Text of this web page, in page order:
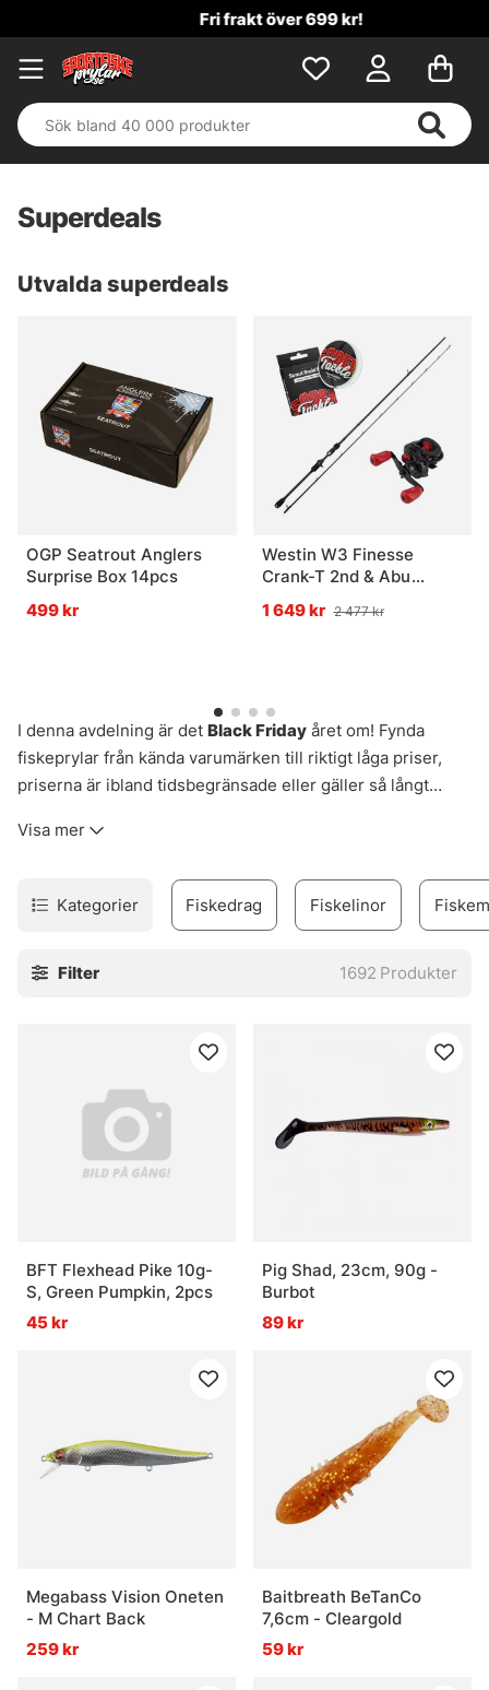
Fri frakt över 699 kr!
Superdeals
Utvalda superdeals
OGP Seatrout Anglers
Surprise Box 14pcs
499 kr
Westin W3 Finesse
Crank-T 2nd & Abu
1 649 kr 2 477 kr
I denna avdelning är det Black Friday året om! Fynda
fiskeprylar från kända varumärken till riktigt låga priser,
priserna är ibland tidsbegränsade eller gäller så långt
Vi försöker alltid att hitta klipp eller utgående produkter för
alla våra superdeals!
Visa mer
Kategorier Fiskedrag Fiskelinor
Filter 1692 Produkter
BFT Flexhead Pike 10g-
S, Green Pumpkin, 2pcs
45 kr
Pig Shad, 23cm, 90g -
Burbot
89 kr
Megabass Vision Oneten
- M Chart Back
259 kr
Baitbreath BeTanCo
7,6cm - Cleargold
59 kr